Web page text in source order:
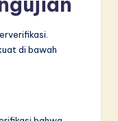
di bawah